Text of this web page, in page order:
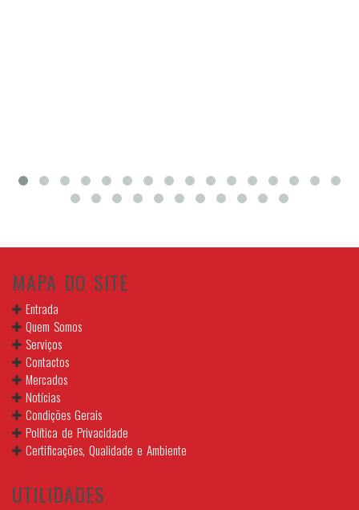
MAPA DO SITE
Entrada
Quem Somos
Serviços
Contactos
Mercados
Notícias
Condições Gerais
Política de Privacidade
Certificações, Qualidade e Ambiente
UTILIDADES